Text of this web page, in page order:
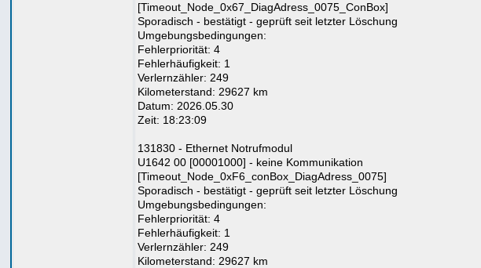
[Timeout_Node_0x67_DiagAdress_0075_ConBox]
Sporadisch - bestätigt - geprüft seit letzter Löschung
Umgebungsbedingungen:
Fehlerpriorität: 4
Fehlerhäufigkeit: 1
Verlernzähler: 249
Kilometerstand: 29627 km
Datum: 2026.05.30
Zeit: 18:23:09
131830 - Ethernet Notrufmodul
U1642 00 [00001000] - keine Kommunikation
[Timeout_Node_0xF6_conBox_DiagAdress_0075]
Sporadisch - bestätigt - geprüft seit letzter Löschung
Umgebungsbedingungen:
Fehlerpriorität: 4
Fehlerhäufigkeit: 1
Verlernzähler: 249
Kilometerstand: 29627 km